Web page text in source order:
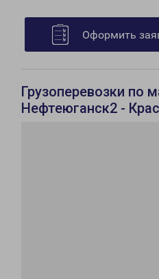
Оформить
Грузоперевозки по
Нефтеюганск2 -